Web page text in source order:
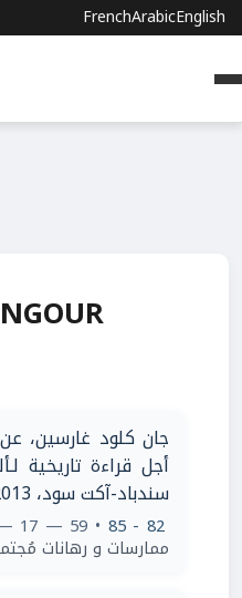
FrenchArabicEnglish
جان كلود غارسين،
أجل قراءة تاريخية
سندباد-آكت سود، 2013، 816. ص
82 - 85
• 59 — 17 — 31/03/2013
ممارسات و رهانات